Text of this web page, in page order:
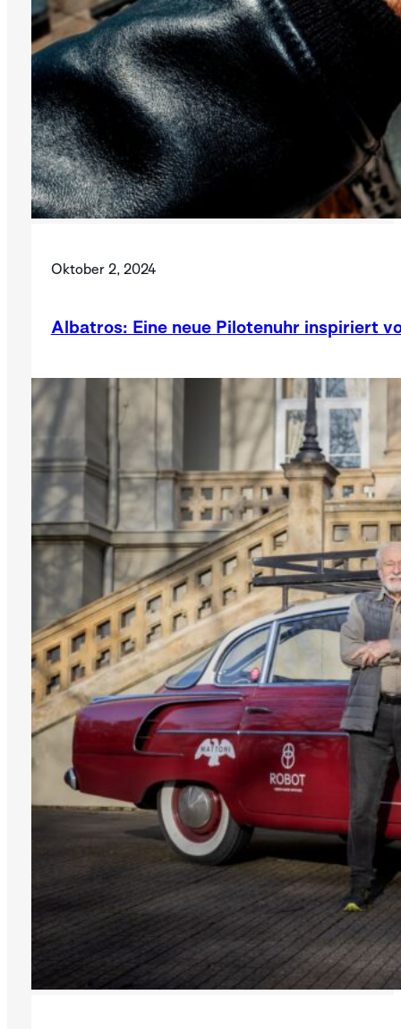
Oktober 2, 2024
Albatros: Eine neue Pilotenuhr inspiriert